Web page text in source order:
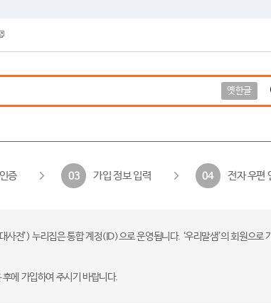
옛한글
증 03 가입 정보 입력 04 전자 우편
사전’) 누리집은 통합 계정(ID)으로 운영됩니다. ‘우리말샘’의 회원으
에 가입하여 주시기 바랍니다.